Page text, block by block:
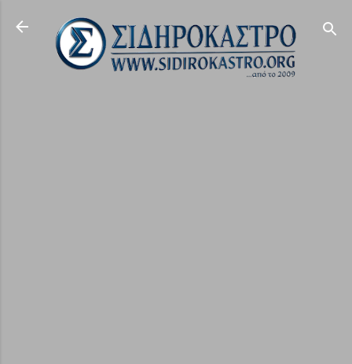
Μετάβαση στο κύριο περιεχόμενο